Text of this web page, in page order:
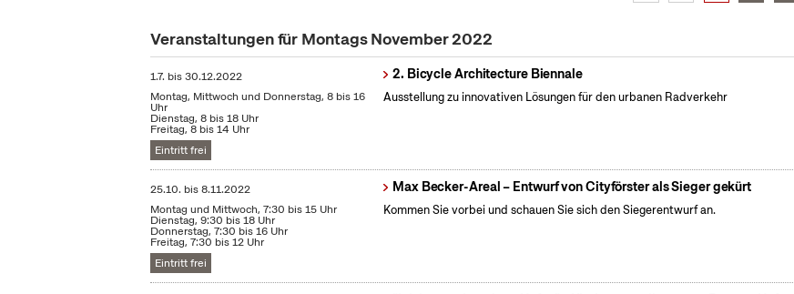
Veranstaltungen für Montags November 2022
1.7. bis30.12.2022
Montag, Mittwoch und Donnerstag, 8 bis 16
Uhr
Dienstag, 8 bis 18 Uhr
Freitag, 8 bis 14 Uhr
Eintritt frei
2. Bicycle Architecture Biennale
Ausstellung zu innovativen Lösungen für den urbanen Radverkehr
25.10. bis8.11.2022
Montag und Mittwoch, 7:30 bis 15 Uhr
Dienstag, 9:30 bis 18 Uhr
Donnerstag, 7:30 bis 16 Uhr
Freitag, 7:30 bis 12 Uhr
Eintritt frei
Max Becker-Areal – Entwurf von Cityförster als Sieger gekürt
Kommen Sie vorbei und schauen Sie sich den Siegerentwurf an.